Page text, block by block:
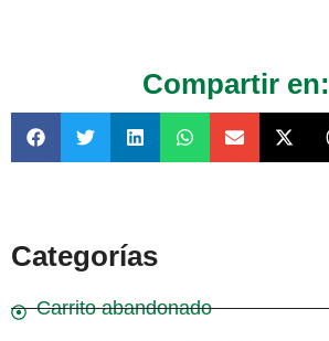
Compartir en:
Categorías
Carrito abandonado